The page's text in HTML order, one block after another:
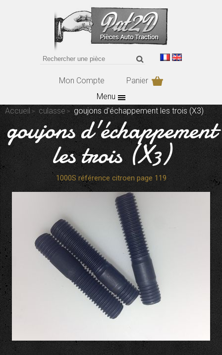
Mon Compte
Panier
Menu
Accueil
culasse goujons d'échappement les trois (X3)
goujons d'échappement
les trois (X3)
1000S référence citroen page 119